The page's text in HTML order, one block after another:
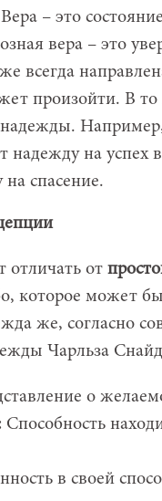
Вера – это
вера – это
всегда
произойти. В
Например,
надежду на успех
спасение.
отличать от
которое может
же, согласно
Чарльза
о
Способность
в своей